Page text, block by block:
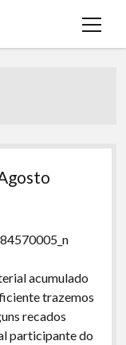
open
acumulado
trazemos
recados
participante do